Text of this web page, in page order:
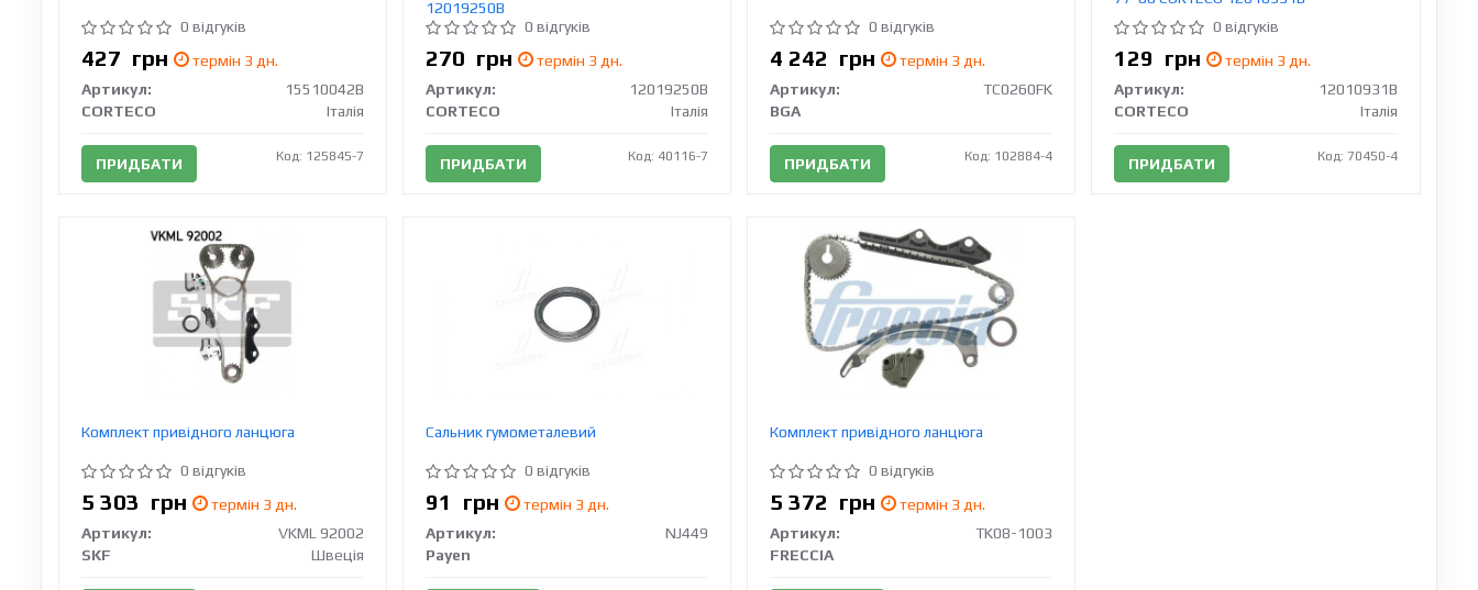
0 відгуків
427 грн
термін 3 дн.
Артикул:
15510042B
CORTECO
Італія
ПРИДБАТИ Код: 125845-7
12019250B
0 відгуків
270 грн
термін 3 дн.
Артикул:
12019250B
CORTECO
Італія
ПРИДБАТИ Код: 40116-7
0 відгуків
4 242 грн
термін 3 дн.
Артикул:
TC0260FK
BGA
ПРИДБАТИ Код: 102884-4
0 відгуків
129 грн
термін 3 дн.
Артикул:
12010931B
CORTECO
Італія
ПРИДБАТИ Код: 70450-4
Комплект привідного ланцюга
0 відгуків
5 303 грн
термін 3 дн.
Артикул:
VKML 92002
SKF
Швеція
Сальник гумометалевий
0 відгуків
91 грн
термін 3 дн.
Артикул:
NJ449
Payen
Комплект привідного ланцюга
0 відгуків
5 372 грн
термін 3 дн.
Артикул:
TK08-1003
FRECCIA